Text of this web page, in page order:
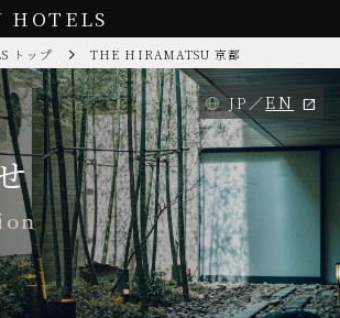
HOTELS
トップ THE HIRAMATSU 京都
JP EN